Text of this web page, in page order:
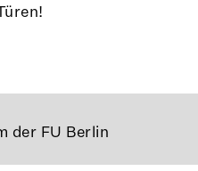
der FU Berlin